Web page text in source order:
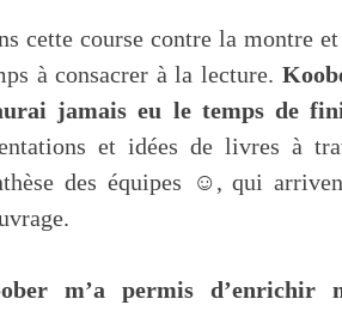
cette course contre la montre
à consacrer à la lecture.
jamais eu le temps de
et idées de livres à
des équipes ☺, qui
m’a permis d’enrichir